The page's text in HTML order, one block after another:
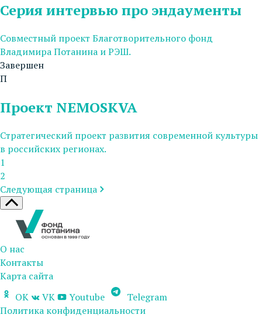
Серия интервью про эндаументы
Совместный проект Благотворительного фонд
Владимира Потанина и РЭШ.
Завершен
П
Проект NEMOSKVA
Стратегический проект развития современной культуры
в российских регионах.
1
2
Следующая страница
О нас
Контакты
Карта сайта
OK
VK Youtube
Telegram
Политика конфиденциальности